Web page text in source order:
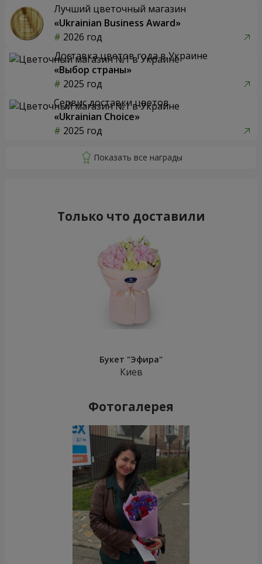
Лучший цветочный магазин
«Ukrainian Business Award»
2026 год
Доставка цветов года в Украине
«Выбор страны»
2025 год
Сервис доставки цветов
«Ukrainian Choice»
2025 год
Только что доставили
Букет "Эфира"
Киев
Фотогалерея